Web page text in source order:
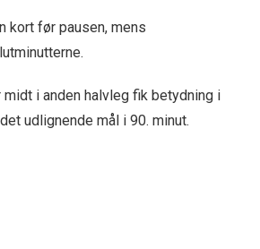
kort før pausen, mens
i anden halvleg fik betydning i
udlignende mål i 90. minut.